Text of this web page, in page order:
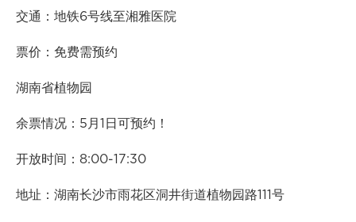
交通：地铁6号线至湘雅医院
票价：免费需预约
湖南省植物园
余票情况：5月1日可预约！
开放时间：8:00-17:30
地址：湖南长沙市雨花区洞井街道植物园路111号